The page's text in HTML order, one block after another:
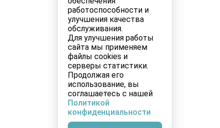
работоспособности и
улучшения качества
обслуживания.
Для улучшения работы
сайта мы применяем
файлы cookies и
серверы статистики.
Продолжая его
использование, вы
соглашаетесь с нашей
Политикой
конфиденциальности